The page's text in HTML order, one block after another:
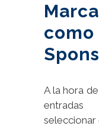
como
A la hora
seleccionar